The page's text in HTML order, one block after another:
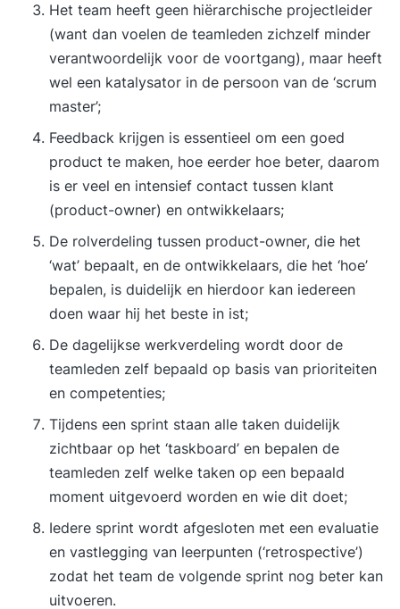
Het team heeft geen hiërarchische projectleider
(want dan voelen de teamleden zichzelf minder
verantwoordelijk voor de voortgang), maar heeft
wel een katalysator in de persoon van de ‘scrum
master’;
Feedback krijgen is essentieel om een goed
product te maken, hoe eerder hoe beter, daarom
is er veel en intensief contact tussen klant
(product-owner) en ontwikkelaars;
De rolverdeling tussen product-owner, die het
‘wat’ bepaalt, en de ontwikkelaars, die het ‘hoe’
bepalen, is duidelijk en hierdoor kan iedereen
doen waar hij het beste in ist;
De dagelijkse werkverdeling wordt door de
teamleden zelf bepaald op basis van prioriteiten
en competenties;
Tijdens een sprint staan alle taken duidelijk
zichtbaar op het ‘taskboard’ en bepalen de
teamleden zelf welke taken op een bepaald
moment uitgevoerd worden en wie dit doet;
Iedere sprint wordt afgesloten met een evaluatie
en vastlegging van leerpunten (‘retrospective’)
zodat het team de volgende sprint nog beter kan
uitvoeren.